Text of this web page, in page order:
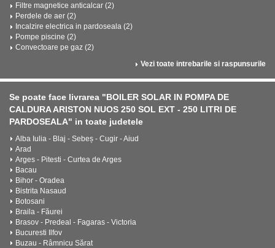
Filtre magnetice anticalcar (2)
Perdele de aer (2)
Incalzire electrica in pardoseala (2)
Pompe piscine (2)
Convectoare pe gaz (2)
Vezi toate intrebarile si raspunsurile
Se poate face livrarea "BOILER SOLAR IN POMPA DE
CALDURA ARISTON NUOS 250 SOL EXT - 250 LITRI DE
PARDOSEALA" in toate judetele
Alba Iulia - Blaj - Sebeș - Cugir - Aiud
Arad
Arges - Pitesti - Curtea de Arges
Bacau
Bihor - Oradea
Bistrita Nasaud
Botosani
Braila - Făurei
Brasov - Predeal - Fagaras - Victoria
Bucuresti Ilfov
Buzau - Râmnicu Sărat